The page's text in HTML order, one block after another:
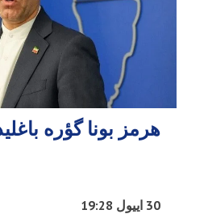
هرمز بونا گؤره
30 اییول 19:28